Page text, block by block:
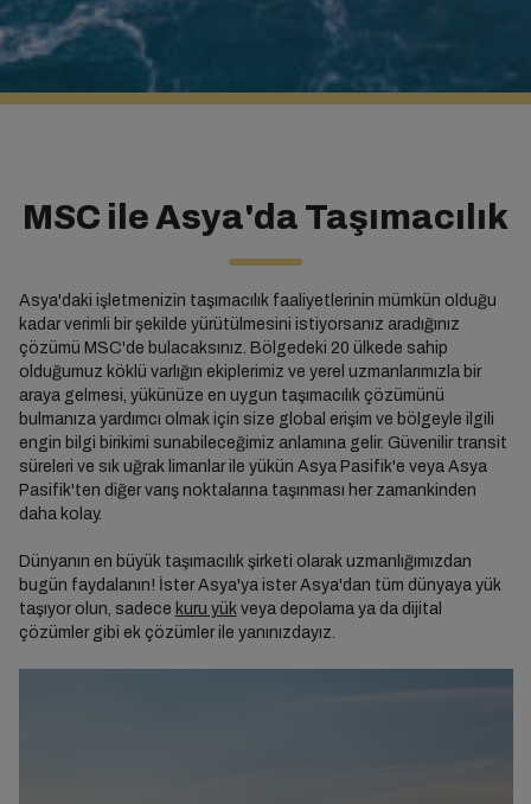
MSC ile Asya'da Taşımacılık
Asya'daki işletmenizin taşımacılık faaliyetlerinin mümkün olduğu
kadar verimli bir şekilde yürütülmesini istiyorsanız aradığınız
çözümü MSC'de bulacaksınız. Bölgedeki 20 ülkede sahip
olduğumuz köklü varlığın ekiplerimiz ve yerel uzmanlarımızla bir
araya gelmesi, yükünüze en uygun taşımacılık çözümünü
bulmanıza yardımcı olmak için size global erişim ve bölgeyle ilgili
engin bilgi birikimi sunabileceğimiz anlamına gelir. Güvenilir transit
süreleri ve sık uğrak limanlar ile yükün Asya Pasifik'e veya Asya
Pasifik'ten diğer varış noktalarına taşınması her zamankinden
daha kolay.
Dünyanın en büyük taşımacılık şirketi olarak uzmanlığımızdan
bugün faydalanın! İster Asya'ya ister Asya'dan tüm dünyaya yük
taşıyor olun, sadece kuru yükveya depolama ya da dijital
çözümler gibi ek çözümler ile yanınızdayız.